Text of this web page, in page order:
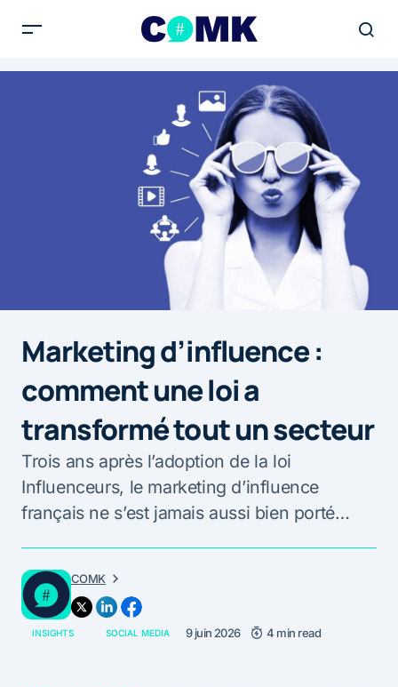
Marketing d’influence :
comment une loi a
transformé tout un secteur
Trois ans après l’adoption de la loi
Influenceurs, le marketing d’influence
français ne s’est jamais aussi bien porté…
COMK
INSIGHTS SOCIAL MEDIA 9 juin 2026 4 min read